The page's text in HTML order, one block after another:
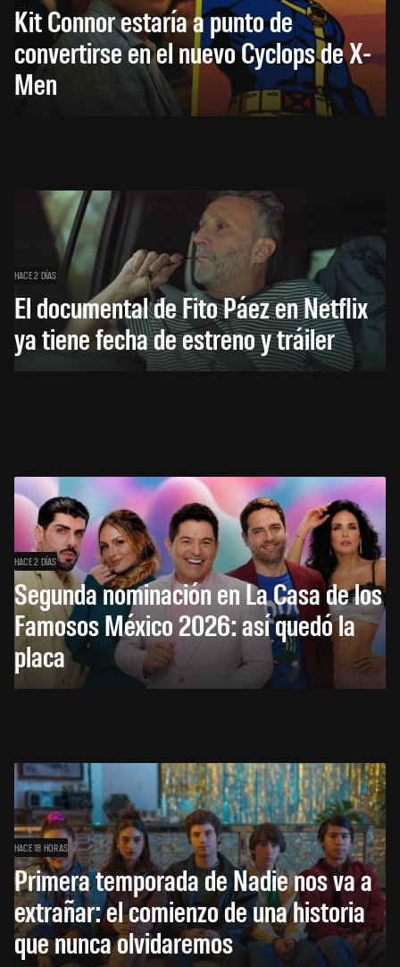
Kit Connor estaría a punto de
convertirse en el nuevo Cyclops de X-
Men
HACE 2 DÍAS
El documental de Fito Páez en Netflix
ya tiene fecha de estreno y tráiler
HACE 2 DÍAS
Segunda nominación en La Casa de los
Famosos México 2026: así quedó la
placa
HACE 18 HORAS
Primera temporada de Nadie nos va a
extrañar: el comienzo de una historia
que nunca olvidaremos